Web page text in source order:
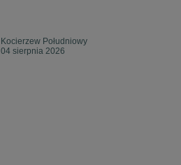
Kocierzew Południowy
04 sierpnia 2026